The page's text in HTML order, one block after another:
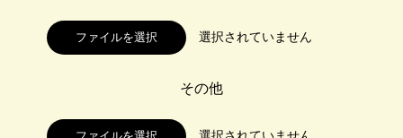
ファイルを選択
その他